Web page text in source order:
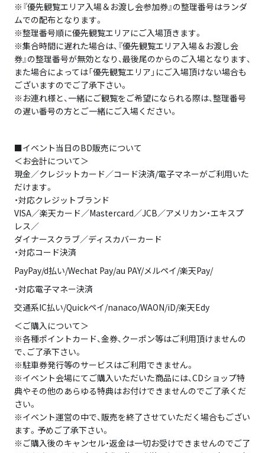
※『優先観覧エリア入場＆お渡し会参加券』の整理番号はランダ
ムでの配布となります。
※整理番号順に優先観覧エリアにご入場頂きます。
※集合時間に遅れた場合は、『優先観覧エリア入場＆お渡し会
券』の整理番号が無効となり、最後尾のからのご入場となります、
また場合によっては「優先観覧エリア」にご入場頂けない場合も
ございますのでご了承下さい。
※お連れ様と、一緒にご観覧をご希望になられる際は、整理番号
の遅い番号の方とご一緒にご入場ください。
■イベント当日のBD販売について
＜お会計について＞
現金／クレジットカード／コード決済/電子マネーがご利用いた
だけます。
・対応クレジットブランド
VISA／楽天カード／Mastercard／JCB／アメリカン・エキスプ
レス／
ダイナースクラブ／ディスカバーカード
・対応コード決済
PayPay/d払い/Wechat Pay/au PAY/メルペイ/楽天Pay/
・対応電子マネー決済
交通系IC払い/Quickペイ/nanaco/WAON/iD/楽天Edy
＜ご購入について＞
※各種ポイントカード、金券、クーポン等はご利用頂けませんの
で、ご了承下さい。
※駐車券発行等のサービスはご利用できません。
※イベント会場にてご購入いただいた商品には、CDショップ特
典やその他のあらゆる特典はお付けできませんのでご了承くだ
さい。
※イベント運営の中で、販売を終了させていただく場合もござい
ます。予めご了承下さい。
※ご購入後のキャンセル・返金は一切お受けできませんのでご了